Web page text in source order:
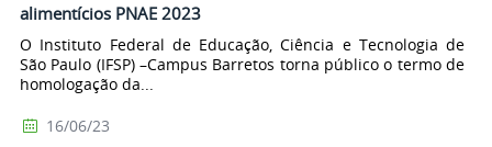
alimentícios PNAE 2023
O Instituto Federal de Educação, Ciência e Tecnologia de
São Paulo (IFSP) –Campus Barretos torna público o termo de
homologação da...
16/06/23